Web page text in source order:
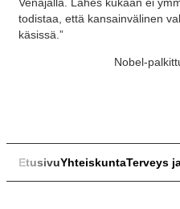
todistaa, että kansainvälinen
käsissä.”
Nobel-
EtusivuYhteiskuntaTerveys